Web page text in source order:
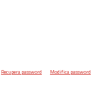
Recupera password Modifica password